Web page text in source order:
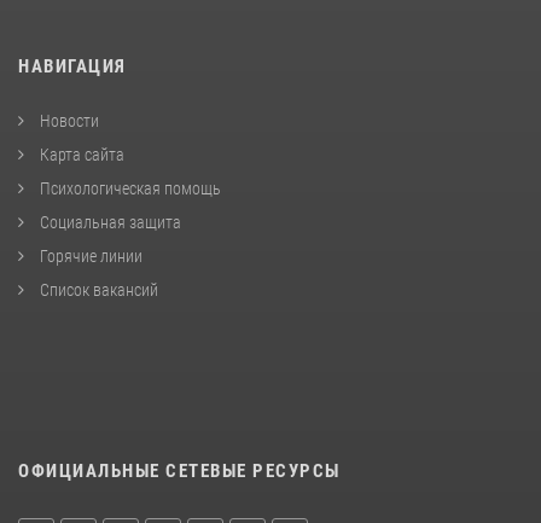
НАВИГАЦИЯ
Новости
Карта сайта
Психологическая помощь
Социальная защита
Горячие линии
Список вакансий
ОФИЦИАЛЬНЫЕ СЕТЕВЫЕ РЕСУРСЫ